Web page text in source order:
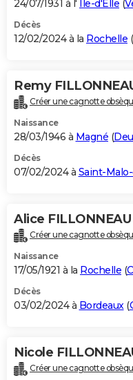
24/07/1931 à l' Île-d'Elle (
Décès
12/02/2024 à la Rochelle (
Remy
Créer une cagnotte
Naissance
28/03/1946 à Magné (
Décès
07/02/2024 à Saint-
Alice FILLONNEAU
Créer une cagnotte
Naissance
17/05/1921 à la Rochelle (
Décès
03/02/2024 à Bordeaux(
Nicole
Créer une cagnotte